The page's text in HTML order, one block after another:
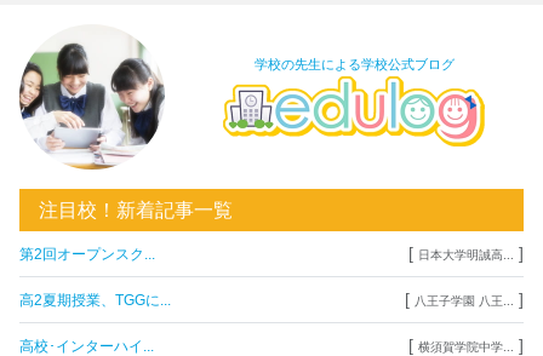
学校の先生による学校公式ブログ
注目校！新着記事一覧
第2回オープンスク... [ 日本大学明誠高... ]
高2夏期授業、TGGに... [ 八王子学園 八王... ]
高校･インターハイ... [ 横須賀学院中学... ]